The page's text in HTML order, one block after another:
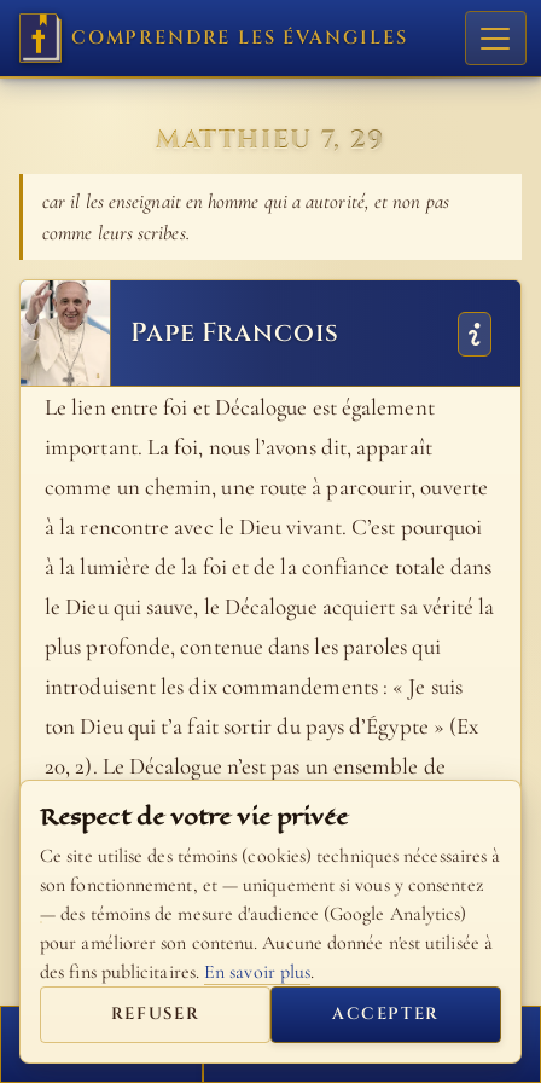
COMPRENDRE LES ÉVANGILES
MATTHIEU 7, 29
car il les enseignait en homme qui a autorité, et non pas
comme leurs scribes.
Pape Francois
Le lien entre foi et Décalogue est également
important. La foi, nous l’avons dit, apparaît
comme un chemin, une route à parcourir, ouverte
à la rencontre avec le Dieu vivant. C’est pourquoi
à la lumière de la foi et de la confiance totale dans
le Dieu qui sauve, le Décalogue acquiert sa vérité la
plus profonde, contenue dans les paroles qui
introduisent les dix commandements : « Je suis
ton Dieu qui t’a fait sortir du pays d’Égypte » (Ex
20, 2). Le Décalogue n’est pas un ensemble de
préceptes négatifs, mais des indications concrètes
afin de sortir du désert du « moi » autoréférentiel,
renfermé sur lui-même, et d’entrer en dialogue
avec Dieu, en se laissant embrasser par sa
miséricorde et pouvoir en témoigner. La foi
confesse ainsi l’amour de Dieu, origine et soutien
de tout, elle se laisse porter par cet amour pour
FERMER PROCHAIN VERSET
Respect de votre vie privée
Ce site utilise des témoins (cookies) techniques nécessaires à
son fonctionnement, et — uniquement si vous y consentez
— des témoins de mesure d'audience (Google Analytics)
pour améliorer son contenu. Aucune donnée n'est utilisée à
des fins publicitaires. En savoir plus.
REFUSER ACCEPTER